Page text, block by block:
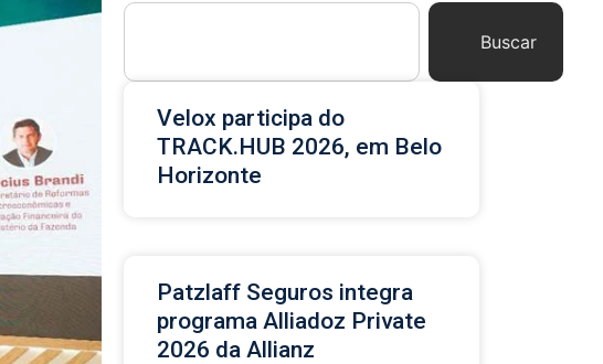
Buscar
Velox participa do
TRACK.HUB 2026, em Belo
Horizonte
Patzlaff Seguros integra
programa Alliadoz Private
2026 da Allianz